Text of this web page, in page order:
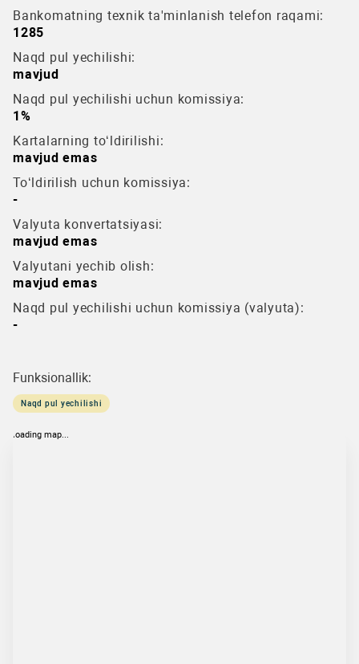
Bankomatning texnik ta'minlanish telefon raqami:
1285
Naqd pul yechilishi:
mavjud
Naqd pul yechilishi uchun komissiya:
1%
Kartalarning to‘ldirilishi:
mavjud emas
To‘ldirilish uchun komissiya:
-
Valyuta konvertatsiyasi:
mavjud emas
Valyutani yechib olish:
mavjud emas
Naqd pul yechilishi uchun komissiya (valyuta):
-
Funksionallik:
Naqd pul yechilishi
loading map...